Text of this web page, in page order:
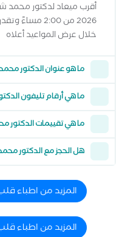
2026 من 2:00
خلال عرض المواعيد أعلاه
ما هو عنوان الدكتور
ما هي أرقام تليفون
ما هي تقييمات الدكتور
هل الحجز مع الدكتور
المزيد من اطباء
المزيد من اطباء